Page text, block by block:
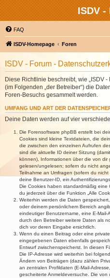
ISDV -
FAQ
ISDV-Homepage Foren
ISDV - Forum -
Diese Richtlinie beschreibt, wie „ISDV -
(im Folgenden „der Betreiber“) die
Foren-Besuchs gesammelt werden.
UMFANG UND ART DER
Deine Daten werden auf vier
Die Forensoftware phpBB erstellt bei
Cookies sind kleine Textdateien, die
die zwischen den einzelnen Aufrufen
sind die aktuelle ID deiner Sitzung
können), Informationen über die von dir
gelesen/ungelesen; sofern du nicht
Teilnahme an Umfragen (sofern du
deine Benutzer-ID, ein
Die Cookies haben standardmäßig eine
du jederzeit über die Funktion „Alle
Weiterhin werden die Daten
oder deinem persönlichem Bereich
eindeutiger Benutzername, eine E-
durch den Betreiber weitere Daten als
dich vor deren Eingabe ersichtlich.
Wenn du einen Beitrag oder eine
eingegebenen Daten ebenfalls
Entwurf zwischenspeicherst. In diesen
Die IP-Adresse wird weiterhin bei
Ändern von Beiträgen (dazu zählen
an zentralen Profildaten (E-Mail-
gescheiterte Anmeldeversuche. Die von